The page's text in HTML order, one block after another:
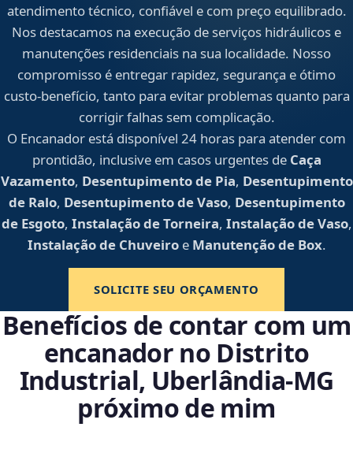
atendimento técnico, confiável e com preço equilibrado.
Nos destacamos na execução de serviços hidráulicos e
manutenções residenciais na sua localidade. Nosso
compromisso é entregar rapidez, segurança e ótimo
custo-benefício, tanto para evitar problemas quanto para
corrigir falhas sem complicação.
O Encanador está disponível 24 horas para atender com
prontidão, inclusive em casos urgentes de Caça
Vazamento, Desentupimento de Pia, Desentupimento
de Ralo, Desentupimento de Vaso, Desentupimento
de Esgoto, Instalação de Torneira, Instalação de Vaso,
Instalação de Chuveiroe Manutenção de Box.
SOLICITE SEU ORÇAMENTO
Benefícios de contar com um
encanador no Distrito
Industrial, Uberlândia‑MG
próximo de mim